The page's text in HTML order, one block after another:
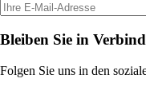
Bleiben Sie in
Folgen Sie uns in den